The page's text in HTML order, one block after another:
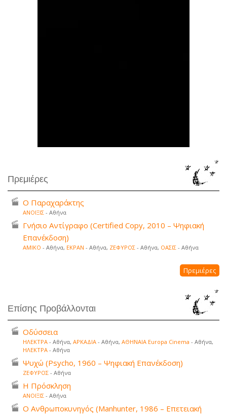
Πρεμιέρες
Ο Παραχαράκτης
ΑΝΟΙΞΙΣ - Αθήνα
Γνήσιο Αντίγραφο (Certified Copy, 2010 – Ψηφιακή
Επανέκδοση)
ΑΜΙΚΟ - Αθήνα, ΕΚΡΑΝ - Αθήνα, ΖΕΦΥΡΟΣ - Αθήνα, ΟΑΣΙΣ - Αθήνα
Πρεμιέρες
Επίσης Προβάλλονται
Οδύσσεια
ΗΛΕΚΤΡΑ - Αθήνα, ΑΡΚΑΔΙΑ - Αθήνα, ΑΘΗΝΑΙΑ Europa Cinema - Αθήνα,
ΗΛΕΚΤΡΑ - Αθήνα
Ψυχώ (Psycho, 1960 – Ψηφιακή Επανέκδοση)
ΖΕΦΥΡΟΣ - Αθήνα
Η Πρόσκληση
ΑΝΟΙΞΙΣ - Αθήνα
Ο Ανθρωποκυνηγός (Manhunter, 1986 – Επετειακή